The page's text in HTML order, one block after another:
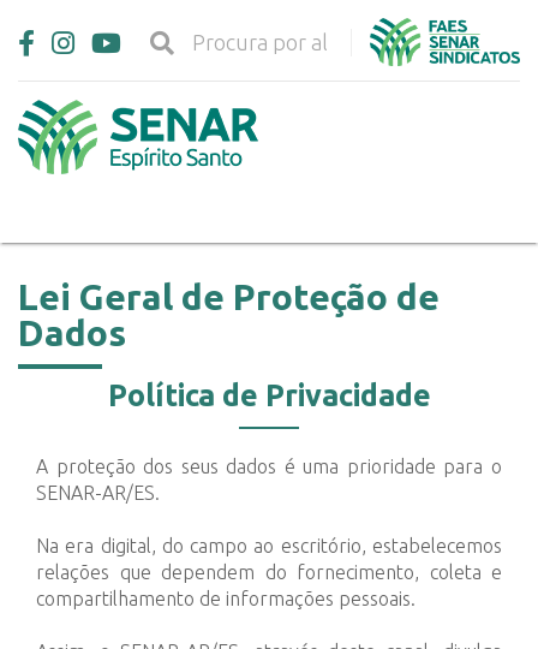
Lei Geral de Proteção de
Dados
Política de Privacidade
A proteção dos seus dados é uma prioridade para o
SENAR-AR/ES.
Na era digital, do campo ao escritório, estabelecemos
relações que dependem do fornecimento, coleta e
compartilhamento de informações pessoais.